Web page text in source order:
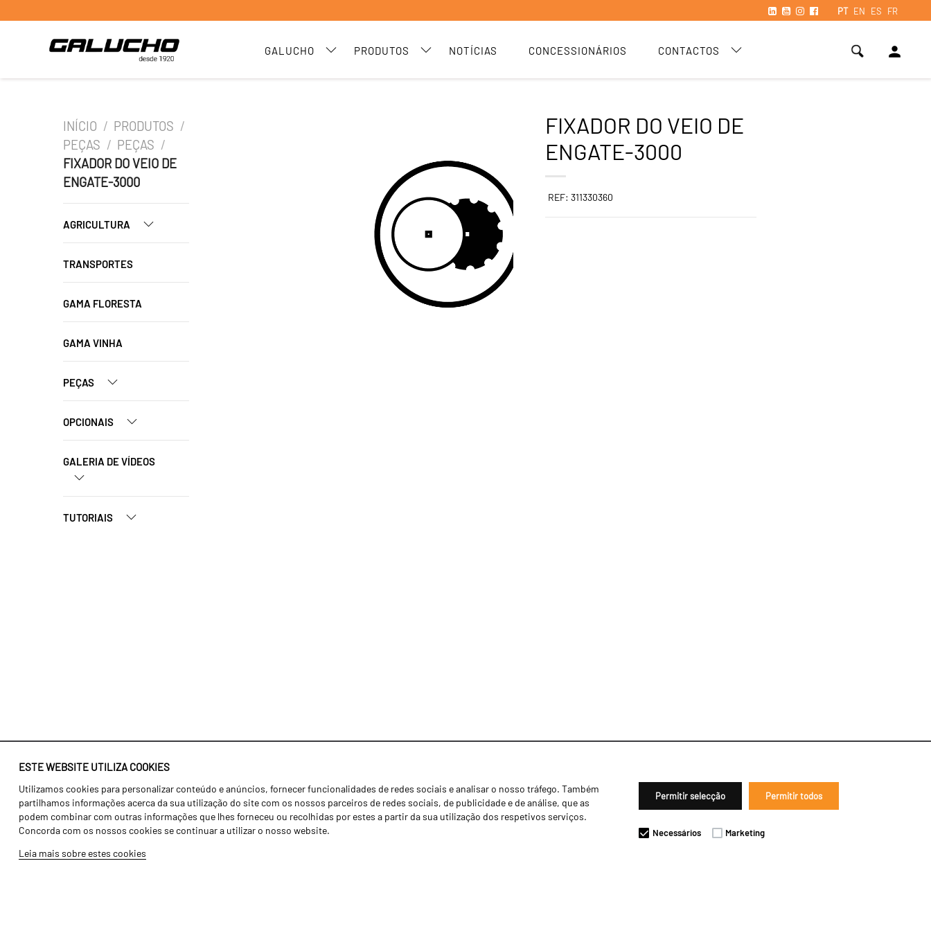
PT EN ES FR
GALUCHO PRODUTOS NOTÍCIAS CONCESSIONÁRIOS CONTACTOS person
ESTE WEBSITE UTILIZA COOKIES
Utilizamos cookies para personalizar conteúdo e anúncios, fornecer funcionalidades de redes sociais e analisar o nosso tráfego. Também
partilhamos informações acerca da sua utilização do site com os nossos parceiros de redes sociais, de publicidade e de análise, que as
podem combinar com outras informações que lhes forneceu ou recolhidas por estes a partir da sua utilização dos respetivos serviços.
Concorda com os nossos cookies se continuar a utilizar o nosso website.
Leia mais sobre estes cookies
Permitir selecção Permitir todos
Necessários Marketing
INÍCIO / PRODUTOS /
PEÇAS / PEÇAS /
FIXADOR DO VEIO DE
ENGATE-3000
AGRICULTURA
TRANSPORTES
GAMA FLORESTA
GAMA VINHA
PEÇAS
OPCIONAIS
GALERIA DE VÍDEOS
TUTORIAIS
FIXADOR DO VEIO DE
ENGATE-3000
REF: 311330360
Identidade
História
Fábrica / Produção
Recursos Humanos
Agricultura
Transportes
Gama Floresta
Notícias
Concessionários